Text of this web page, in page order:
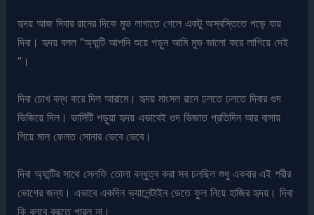
হৃদয় আজ দিবার রানের দিকে মুভ লাগাতে গেলে একটু অস্বস্তিতে পড়ে যায়
দিবা। হৃদয় বলল ”অ্যান্টি আপনি শুয়ে পড়ুন আমি মুভ ভালো করে লাগিয়ে দেই
”।
দিবা চোখ বন্ধ করে দিল আরামে। হৃদয় মাংসল রানে ঢলতে ঢলতে দিবার গুদ
ভিজিয়ে দিল। ভার্সিটি পড়ুয়া হৃদয় এভাবেই গুদ ভিজাত প্রতিদিন আর বাসায়
গিয়ে মাল ফেলত সোনার ভেবে ভেবে।
দিবা অ্যান্টির সাথে সেলফি তোলা বন্ধুত্ব করা সব চলছিল শুধু একবার এই শরীর
ভোগের জন্য। এভাবে একদিন ভ্যালেন্টাইন ডেতে ফুল নিয়ে হাজির হৃদয়। দিবা
কি বলবে বুঝতে পারল না।